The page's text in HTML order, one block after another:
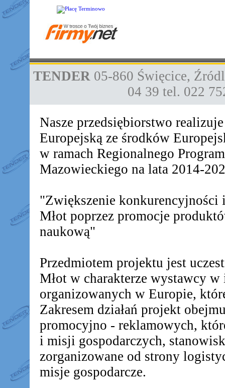
TENDER 05-860 Święcice,
04 39 tel. 022
Nasze przedsiębiorstwo
Europejską ze środków
w ramach Regionalnego
Mazowieckiego na lata 2014-
"Zwiększenie
Młot poprzez promocje
naukową"
Przedmiotem projektu jest
Młot w charakterze wystawcy
organizowanych w Europie,
Zakresem działań projekt
promocyjno - reklamowych,
i misji gospodarczych,
zorganizowane od strony
misje gospodarcze.